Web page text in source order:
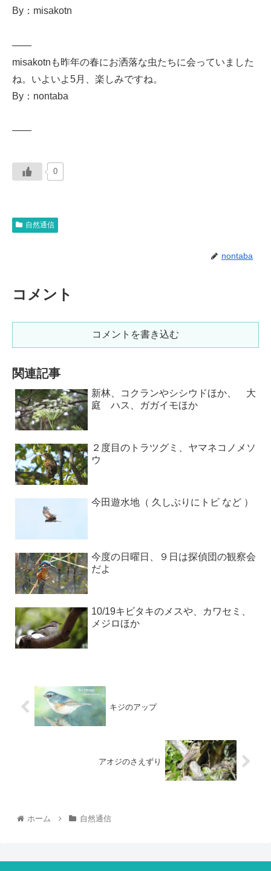
By：misakotn
——
misakotnも昨年の春にお洒落な虫たちに会っていました
ね。いよいよ5月、楽しみですね。
By：nontaba
——
0
自然通信
nontaba
コメント
コメントを書き込む
関連記事
新林、コクランやシシウドほか、 大
庭 ハス、ガガイモほか
２度目のトラツグミ、ヤマネコノメソ
ウ
今田遊水地（ 久しぶりにトビ など ）
今度の日曜日、９日は探偵団の観察会
だよ
10/19キビタキのメスや、カワセミ、
メジロほか
キジのアップ
アオジのさえずり
ホーム 自然通信